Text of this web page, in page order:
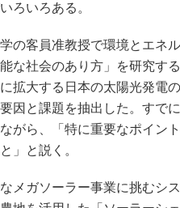
ろいろある。
の客員准教授で環境とエネ
能な社会のあり方」を研究す
拡大する日本の太陽光発電
因と課題を抽出した。すで
がら、「特に重要なポイン
」と説く。
メガソーラー事業に挑むシ